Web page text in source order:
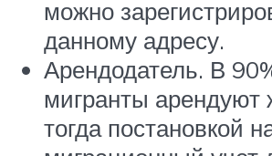
можно
данному адресу.
Арендодатель. В
мигранты арендуют
тогда постановкой